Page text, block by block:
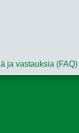
ja vastauksia (FAQ)